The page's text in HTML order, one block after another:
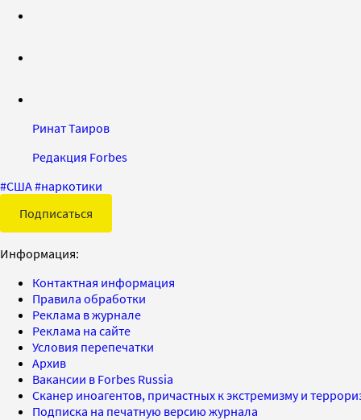
Ринат Таиров
Редакция Forbes
#США#наркотики
Подписаться
Информация:
Контактная информация
Правила обработки
Реклама в журнале
Реклама на сайте
Условия перепечатки
Архив
Вакансии в Forbes Russia
Сканер иноагентов, причастных к экстремизму и
Подписка на печатную версию журнала